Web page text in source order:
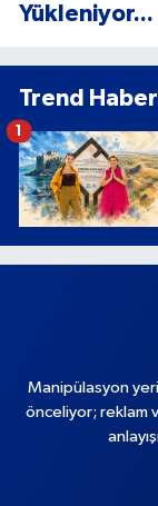
Yükleniyor...
Trend
1
Manipülasyon
önceliyor; reklam